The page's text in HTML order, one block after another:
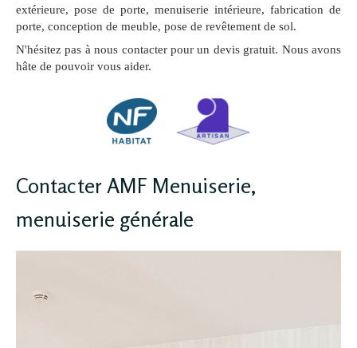
extérieure, pose de porte, menuiserie intérieure, fabrication de
porte, conception de meuble, pose de revêtement de sol.
N'hésitez pas à nous contacter pour un devis gratuit. Nous avons
hâte de pouvoir vous aider.
Contacter AMF Menuiserie,
menuiserie générale